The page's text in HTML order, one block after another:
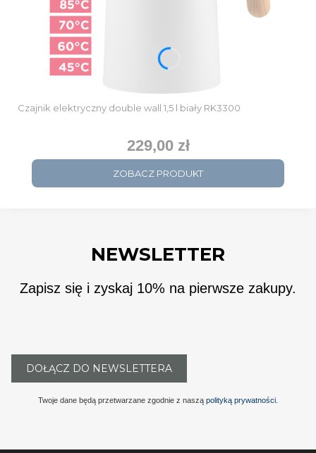
Czajnik elektryczny double wall 1,5 l biały RK3300
Cena
229,00 zł
ZOBACZ PRODUKT
NEWSLETTER
Zapisz się i zyskaj 10% na pierwsze zakupy.
DOŁĄCZ DO NEWSLETTERA
Twoje dane będą przetwarzane zgodnie z naszą polityką prywatności.